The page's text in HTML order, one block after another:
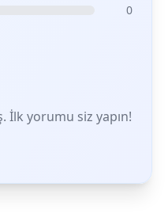
0
İlk yorumu siz yapın!